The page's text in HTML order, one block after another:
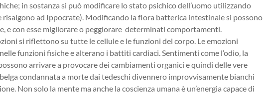
in sostanza si può modificare lo stato psichico dell’uomo utilizzando
ad Ippocrate). Modificando la flora batterica intestinale si possono
e con esse migliorare o peggiorare determinati comportamenti.
si riflettono su tutte le cellule e le funzioni del corpo. Le emozioni
funzioni fisiche e alterano i battiti cardiaci. Sentimenti come l’odio, la
arrivare a provocare dei cambiamenti organici e quindi delle vere
condannata a morte dai tedeschi divennero improvvisamente bianchi
Non solo la mente ma anche la coscienza umana è un’energia capace di